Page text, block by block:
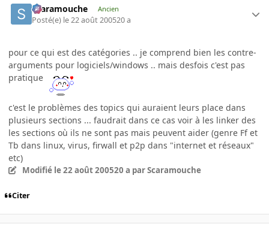
Scaramouche Ancien
Posté(e) le 22 août 200520 a
pour ce qui est des catégories .. je comprend bien les contre-
arguments pour logiciels/windows .. mais desfois c'est pas
pratique
c'est le problèmes des topics qui auraient leurs place dans
plusieurs sections ... faudrait dans ce cas voir à les linker des
les sections où ils ne sont pas mais peuvent aider (genre Ff et
Tb dans linux, virus, firwall et p2p dans "internet et réseaux"
etc)
Modifié le 22 août 200520 a par Scaramouche
Citer